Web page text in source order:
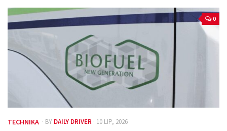
Kalkulatory
Przelicznik mocy
Auto z niemiec
0
TECHNIKA · BY DAILY DRIVER · 10 LIP, 2026